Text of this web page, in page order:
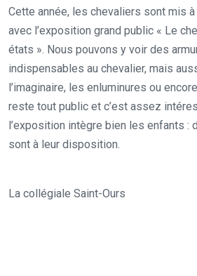
Cette année, les chevaliers sont mis à
avec l’exposition grand public « Le
états ». Nous pouvons y voir des
indispensables au chevalier, mais
l’imaginaire, les enluminures ou
reste tout public et c’est assez
l’exposition intègre bien les enfants :
sont à leur disposition.
La collégiale Saint-Ours